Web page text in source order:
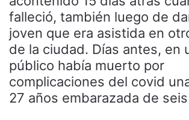
falleció, también luego de
joven que era asistida en
de la ciudad. Días antes, en
público había muerto por
complicaciones del covid
27 años embarazada de